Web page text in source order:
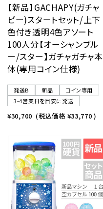
【新品】GACHAPY(ガチャ
ピー)スタートセット/上下
色付き透明4色アソート
100人分【オーシャンブル
ー/スター】ガチャガチャ本
体(専用コイン仕様)
発送B 新品
コイン専用
3-4営業日を目安に発送
¥30,700 (税込価格 ¥33,770 )